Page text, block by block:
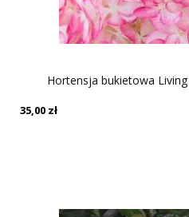
Hortensja bukietowa
35,00 zł